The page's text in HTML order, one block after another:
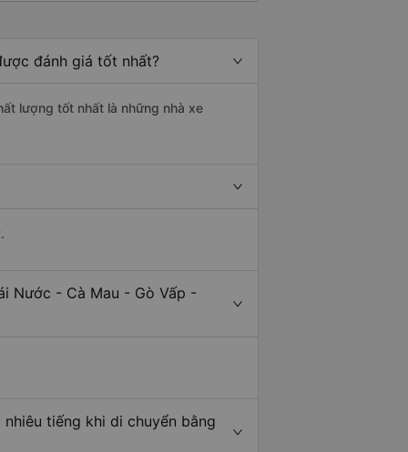
đánh giá tốt nhất?
lượng tốt nhất là những nhà xe
Nước - Cà Mau - Gò Vấp -
tiếng khi di chuyển bằng